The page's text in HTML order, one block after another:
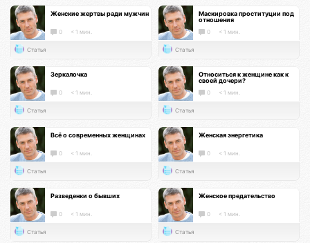
Женские жертвы ради мужчин
0 < 1 мин.
Статья
Маскировка проституции под
отношения
0 < 1 мин.
Статья
Зеркалочка
0 < 1 мин.
Статья
Относиться к женщине как к
своей дочери?
0 < 1 мин.
Статья
Всё о современных женщинах
0 < 1 мин.
Статья
Женская энергетика
0 < 1 мин.
Статья
Разведенки о бывших
0 < 1 мин.
Статья
Женское предательство
0 < 1 мин.
Статья